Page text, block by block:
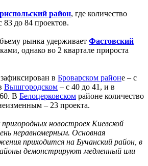
район, где количество
83 до 84 проектов.
рынка удерживает Фастовский
однако во 2 квартале прироста
в Броварском районе – с
Вышгородском – с 40 до 41, и в
В Белоцерковском районе количество
– 23 проекта.
новостроек Киевской
неравномерным. Основная
приходится на Бучанский район, в
демонстрируют медленный или